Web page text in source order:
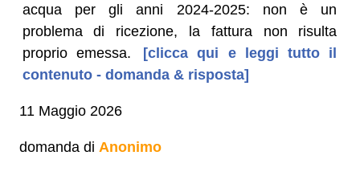
acqua per gli anni 2024-2025: non è un
problema di ricezione, la fattura non risulta
proprio emessa.
[clicca qui e leggi tutto il
contenuto - domanda & risposta]
11 Maggio 2026
domanda di Anonimo